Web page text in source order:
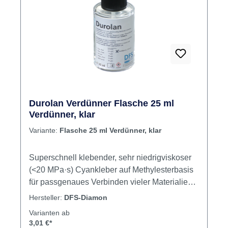
Durolan Verdünner Flasche 25 ml
Verdünner, klar
Variante: Flasche 25 ml Verdünner, klar
Superschnell klebender, sehr niedrigviskoser
(<20 MPa·s) Cyankleber auf Methylesterbasis
für passgenaues Verbinden vieler Materialien
(Gips, Metall, Kunststoff, Wachs, Keramik, etc.).
kurzzeitig bis +100°C). Erhöhte
Hersteller: DFS-Diamon
Varianten ab
3,01 €*